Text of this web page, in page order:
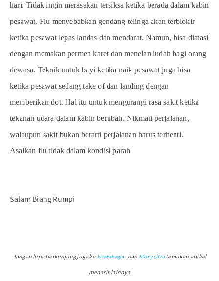
hari. Tidak ingin merasakan tersiksa ketika berada dalam kabin
pesawat. Flu menyebabkan gendang telinga akan terblokir
ketika pesawat lepas landas dan mendarat. Namun, bisa diatasi
dengan memakan permen karet dan menelan ludah bagi orang
dewasa. Teknik untuk bayi ketika naik pesawat juga bisa
ketika pesawat sedang take of dan landing dengan
memberikan dot. Hal itu untuk mengurangi rasa sakit ketika
tekanan udara dalam kabin berubah. Nikmati perjalanan,
walaupun sakit bukan berarti perjalanan harus terhenti.
Asalkan flu tidak dalam kondisi parah.
Salam Biang Rumpi
Jangan lupa berkunjung juga ke kitabahagia , dan Story citratemukan artikel
menarik lainnya